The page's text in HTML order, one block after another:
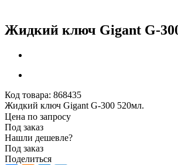
Жидкий ключ Gigant G-
Код товара: 868435
Жидкий ключ Gigant G-300 520мл.
Цена по запросу
Под заказ
Нашли дешевле?
Под заказ
Поделиться